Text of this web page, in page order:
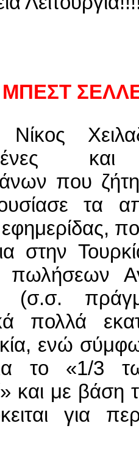
ΜΠΕΣΤ
που
τα
στην
πωλήσεων
(σ.σ.
πολλά
ενώ
το «1/3
και με βάση
για